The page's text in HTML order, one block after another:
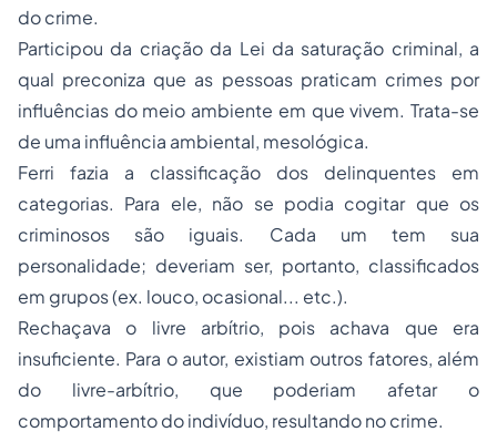
do crime.
Participou da criação da Lei da saturação criminal, a
qual preconiza que as pessoas praticam crimes por
influências do meio ambiente em que vivem. Trata-se
de uma influência ambiental, mesológica.
Ferri fazia a classificação dos delinquentes em
categorias. Para ele, não se podia cogitar que os
criminosos são iguais. Cada um tem sua
personalidade; deveriam ser, portanto, classificados
em grupos (ex. louco, ocasional... etc.).
Rechaçava o livre arbítrio, pois achava que era
insuficiente. Para o autor, existiam outros fatores, além
do livre-arbítrio, que poderiam afetar o
comportamento do indivíduo, resultando no crime.